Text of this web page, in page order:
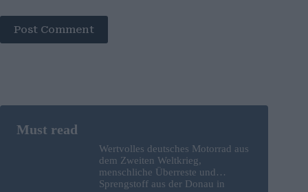
Post Comment
Wertvolles deutsches Motorrad aus
dem Zweiten Weltkrieg,
menschliche Überreste und
Sprengstoff aus der Donau in